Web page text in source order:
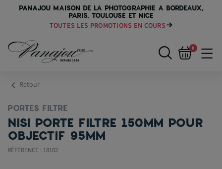
PANAJOU MAISON DE LA PHOTOGRAPHIE A BORDEAUX,
PARIS, TOULOUSE ET NICE
TOUTES LES PROMOTIONS EN COURS
0
chevron_left Retour
PORTES FILTRE
NISI PORTE FILTRE 150MM POUR
OBJECTIF 95MM
RÉFÉRENCE : 18162